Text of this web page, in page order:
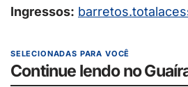
Ingressos:
SELECIONADAS PARA VOCÊ
Continue lendo no